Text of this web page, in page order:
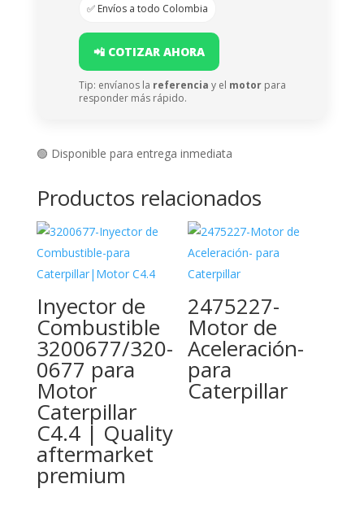
✅ Envíos a todo Colombia
📲 COTIZAR AHORA
Tip: envíanos la referencia y el motorpara
responder más rápido.
🟢 Disponible para entrega inmediata
Productos relacionados
Inyector de
Combustible
3200677/320-
0677 para
Motor
Caterpillar
C4.4 | Quality
aftermarket
premium
2475227-
Motor de
Aceleración-
para
Caterpillar